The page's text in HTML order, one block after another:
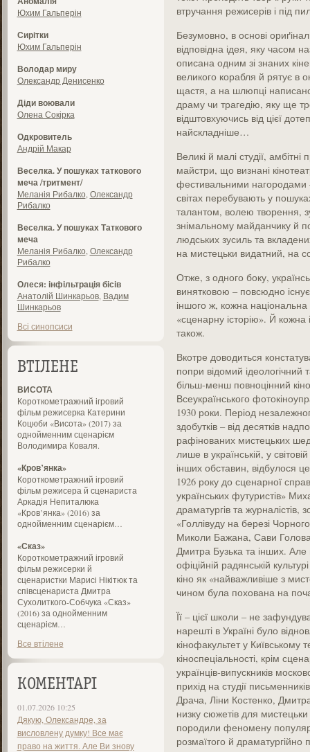
Юхим Гальперін
Сирітки
Юхим Гальперін
Володар миру
Олександр Денисенко
Діди воювали
Олена Сокірка
Одкровитель
Андрій Макар
Веселка. У пошуках таткового
меча /тритмент/
Меланія Рибалко Олександр
Рибалко
Веселка. У пошуках Таткового
меча
Меланія Рибалко Олександр
Рибалко
Олеся: інфільтрація бісів
Анатолій Шинкарьов, Вадим
Шинкарьов
Всі синопсиси
ВТІЛЕНЕ
ВИСОТА
Короткометражний ігровий
фільм режисерка Катерини
Коцюби «Висота» (2017) за
однойменним сценарієм
Володимира Коваля.
«Кров’янка»
Короткометражний ігровий
фільм режисера й сценариста
Аркадія Непиталюка
«Кров’янка» (2016) за
однойменним сценарієм…
«Сказ»
Короткометражний ігровий
фільм режисерки й
сценаристки Марисі Нікітюк та
співсценариста Дмитра
Сухолиткого-Собчука «Сказ»
(2016) за однойменним
сценарієм…
Все втілене
КОМЕНТАРІ
01.07.2026 10:25
Дякую, Олександре, за
висловлену думку! Все має
право на життя. Але Ви знову
втручання режисерів і під
Безумовно, в основі
відповідна ідея, яку часом
описана одним зі знаних
великого корабля й рятує в
щастя, а на шлюпці
драму чи трагедію, яку ще
відштовхуючись від цієї
найскладніше…
Великі й малі студії,
майстри, що визнані
фестивальними нагородами
світах перебувають у
талантом, волею творення,
знімальному майданчику й
людських зусиль та
на мистецьки видатний, на
Отже, з одного боку,
винятковою – повсюдно
іншого ж, кожна
«сценарну історію». Й кожна
також.
Вкотре доводиться
попри відомий
більш-менш повноцінний
Всеукраїнського
1930 роки. Період
здобутків – від десятків
рафінованих мистецьких
лише в українській, у
інших обставин, відбулося
1926 року до сценарної
українських футуристів»
драматургів та
«Голлівуду на березі
Миколи Бажана, Сави
Дмитра Бузька та інших. Але
офіційній радянській
кіно як «найважливіше з
чином була похована на
Її – цієї школи – не
нарешті в Україні було
кінофакультет у Київському
кіноспеціальності, крім
українців-випускників
прихід на студії
Драча, Ліни Костенко,
низку сюжетів для
породили феномену
розмаїтого й драматургійно